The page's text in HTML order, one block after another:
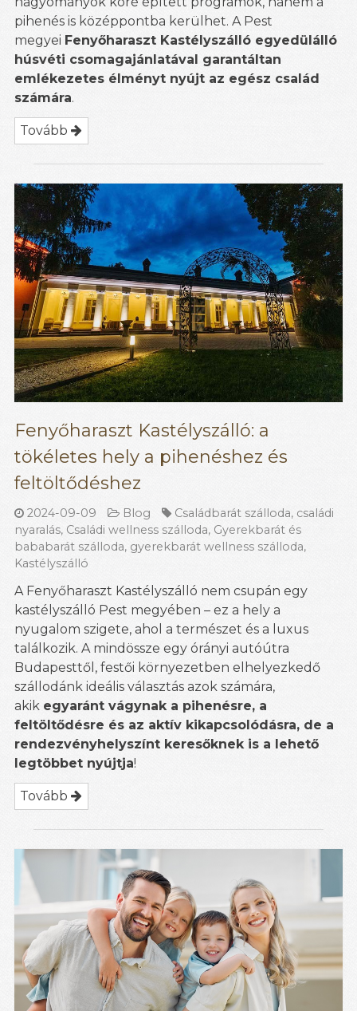
pihenés is középpontba kerülhet. A Pest
megyei Fenyőharaszt Kastélyszálló egyedülálló
húsvéti csomagajánlatával garantáltan
emlékezetes élményt nyújt az egész család
számára.
Tovább
Fenyőharaszt Kastélyszálló: a
tökéletes hely a pihenéshez és
feltöltődéshez
2024-09-09 Blog Családbarát szálloda, családi
nyaralás, Családi wellness szálloda, Gyerekbarát és
bababarát szálloda, gyerekbarát wellness szálloda,
Kastélyszálló
A Fenyőharaszt Kastélyszálló nem csupán egy
kastélyszálló Pest megyében – ez a hely a
nyugalom szigete, ahol a természet és a luxus
találkozik. A mindössze egy órányi autóútra
Budapesttől, festői környezetben elhelyezkedő
szállodánk ideális választás azok számára,
akik egyaránt vágynak a pihenésre, a
feltöltődésre és az aktív kikapcsolódásra, de a
rendezvényhelyszínt keresőknek is a lehető
legtöbbet nyújtja!
Tovább